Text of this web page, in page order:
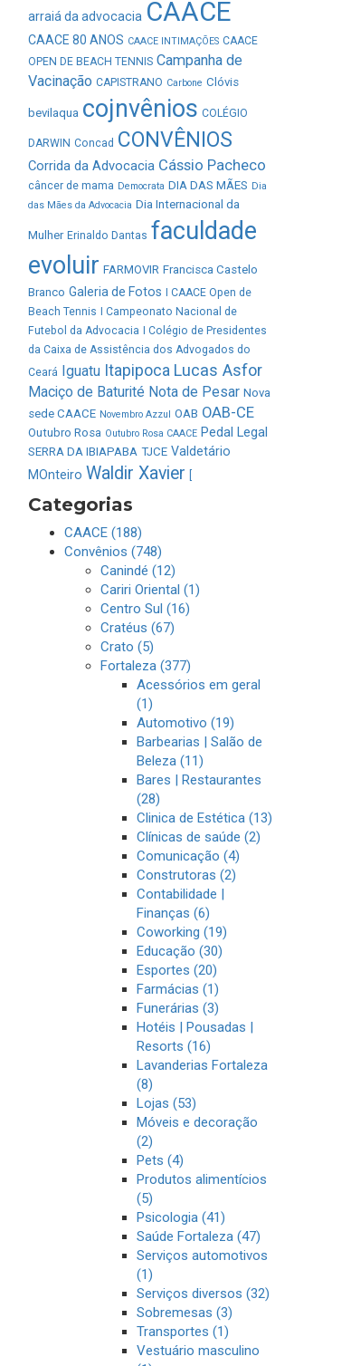
arraiá da advocacia CAACE
CAACE 80 ANOS CAACE INTIMAÇÕES CAACE
OPEN DE BEACH TENNIS Campanha de
Vacinação CAPISTRANO Carbone Clóvis
bevilaqua cojnvênios COLÉGIO
DARWIN Concad CONVÊNIOS
Corrida da Advocacia Cássio Pacheco
câncer de mama Democrata DIA DAS MÃES Dia
das Mães da Advocacia Dia Internacional da
Mulher Erinaldo Dantas faculdade
evoluir FARMOVIR Francisca Castelo
Branco Galeria de Fotos I CAACE Open de
Beach Tennis I Campeonato Nacional de
Futebol da Advocacia I Colégio de Presidentes
da Caixa de Assistência dos Advogados do
Ceará Iguatu Itapipoca Lucas Asfor
Maciço de Baturité Nota de Pesar Nova
sede CAACE Novembro Azzul OAB OAB-CE
Outubro Rosa Outubro Rosa CAACE Pedal Legal
SERRA DA IBIAPABA TJCE Valdetário
MOnteiro Waldir Xavier
Categorias
CAACE (188)
Convênios (748)
Canindé (12)
Cariri Oriental (1)
Centro Sul (16)
Cratéus (67)
Crato (5)
Fortaleza (377)
Acessórios em geral
(1)
Automotivo (19)
Barbearias | Salão de
Beleza (11)
Bares | Restaurantes
(28)
Clinica de Estética (13)
Clínicas de saúde (2)
Comunicação (4)
Construtoras (2)
Contabilidade |
Finanças (6)
Coworking (19)
Educação (30)
Esportes (20)
Farmácias (1)
Funerárias (3)
Hotéis | Pousadas |
Resorts (16)
Lavanderias Fortaleza
(8)
Lojas (53)
Móveis e decoração
(2)
Pets (4)
Produtos alimentícios
(5)
Psicologia (41)
Saúde Fortaleza (47)
Serviços automotivos
(1)
Serviços diversos (32)
Sobremesas (3)
Transportes (1)
Vestuário masculino